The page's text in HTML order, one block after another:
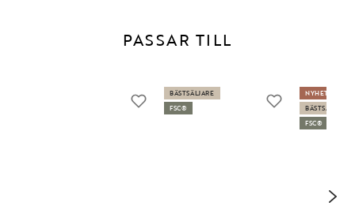
PASSAR TILL
BÄSTSÄLJARE
FSC®
NYHET
BÄSTSÄLJARE
FSC®